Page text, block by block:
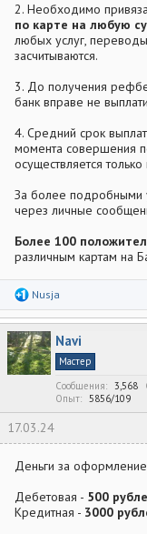
2. Необходимо
по карте на любую
любых услуг,
засчитываются.
3. До получения
банк вправе не
4. Средний срок
момента совершения
осуществляется
За более подробными
через личные
Более 100
различным картам на
Р
а
к
ц
и
и
Nusja
Navi
Мастер
Сообщения
3,568
Опыт
5856/109
17.03.24
Деньги за
Дебетовая - 500
Кредитная - 3000